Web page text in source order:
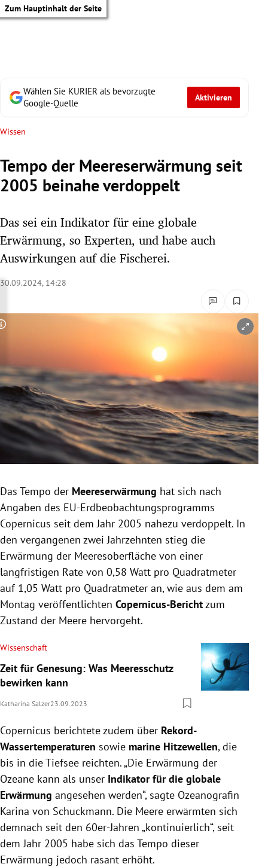
Zum Hauptinhalt der Seite
Untermenü
Untermenü
Untermenü
Untermenü
Untermenü
Untermenü
Untermenü
Wählen Sie KURIER als bevorzugte
Google-Quelle
Aktivieren
Wissen
Tempo der Meereserwärmung seit
2005 beinahe verdoppelt
Das sei ein Indikator für eine globale
Erwärmung, so Experten, und habe auch
Auswirkungen auf die Fischerei.
30.09.2024, 14:28
Copyright-Hinweis öffnen/schließen
Das Tempo der Meereserwärmung hat sich nach
Angaben des EU-Erdbeobachtungsprogramms
Copernicus seit dem Jahr 2005 nahezu verdoppelt. In
den vergangenen zwei Jahrzehnten stieg die
Erwärmung der Meeresoberfläche von einer
langfristigen Rate von 0,58 Watt pro Quadratmeter
auf 1,05 Watt pro Quadratmeter an, wie aus dem am
Montag veröffentlichten Copernicus-Berichtzum
Zustand der Meere hervorgeht.
Wissenschaft
Zeit für Genesung: Was Meeresschutz
bewirken kann
Katharina Salzer23.09.2023
Copernicus berichtete zudem über Rekord-
Wassertemperaturen sowie marine Hitzewellen, die
bis in die Tiefsee reichten. „Die Erwärmung der
Ozeane kann als unser Indikator für die globale
Erwärmung angesehen werden“, sagte Ozeanografin
Karina von Schuckmann. Die Meere erwärmten sich
demnach seit den 60er-Jahren „kontinuierlich“, seit
dem Jahr 2005 habe sich das Tempo dieser
Erwärmung jedoch rasant erhöht.